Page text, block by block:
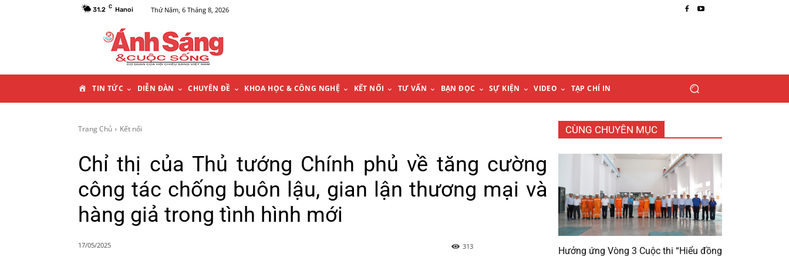
31.2 C Hanoi Thứ Năm, 6 Tháng 8, 2026
N
TIN TỨC DIỄN ĐÀN CHUYÊN ĐỀ KHOA HỌC & CÔNG NGHỆ KẾT NỐI TƯ VẤN BẠN ĐỌC SỰ KIỆN VIDEO TẠP CHÍ IN
Trang Chủ Kết nối
Chỉ thị của Thủ tướng Chính phủ về tăng cường
công tác chống buôn lậu, gian lận thương mại và
hàng giả trong tình hình mới
17/05/2025 313
CÙNG CHUYÊN MỤC
Hưởng ứng Vòng 3 Cuộc thi “Hiểu đồng